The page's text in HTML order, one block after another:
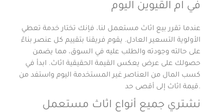
في ام القيوين اليوم
عندما تقرر بيع اثاث مستعمل لنا، فإنك تختار خدمة تعطي
الأولوية التسعير العادل. يقوم فريقنا بتقييم كل عنصر بناءً
على حالته وجودته والطلب عليه في السوق، مما يضمن
حصولك على عرض يعكس القيمة الحقيقية اثاث. ابدأ في
كسب المال من العناصر غير المستخدمة اليوم واستفد من
قيمة اثاث إلى أقصى حد.
نشتري جميع أنواع اثاث مستعمل